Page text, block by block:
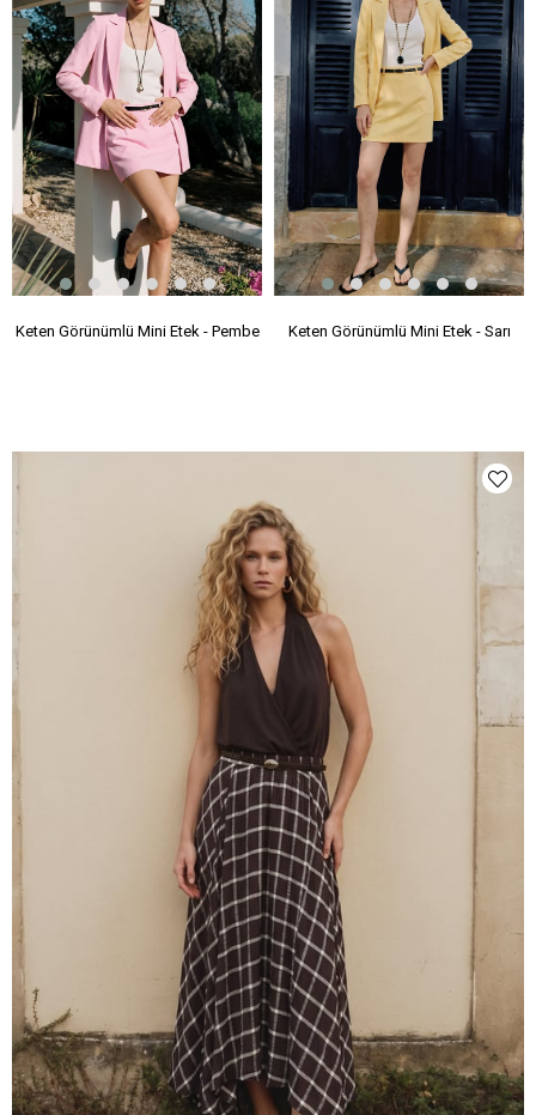
Keten Görünümlü Mini Etek - Pembe Keten Görünümlü Mini Etek - Sarı